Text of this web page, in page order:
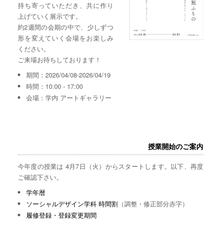
持ち寄っていただき、共に作り
上げていく展示です。
約2週間の会期の中で、少しずつ
形を変えていく会場をお楽しみ
ください。
ご来場お待ちしております！
期間：2026/04/08-2026/04/19
時間：10:00 - 17:00
会場：学内 アートギャラリー
授業開始のご案内
今年度の授業は 4月7日（火）からスタートします。以下、再度
ご確認下さい。
学年暦
ソーシャルデザイン学科 時間割 （調整・修正部分赤字）
履修登録・登録変更期間